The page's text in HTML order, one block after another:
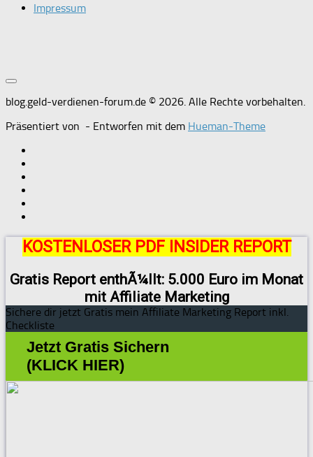
Impressum
blog.geld-verdienen-forum.de © 2026. Alle Rechte vorbehalten.
Präsentiert von - Entworfen mit dem Hueman-Theme
KOSTENLOSER PDF INSIDER REPORT
Gratis Report enthÃ¼llt: 5.000 Euro im Monat
mit Affiliate Marketing
Sichere dir jetzt Gratis mein Affiliate Marketing Report inkl.
Checkliste
Jetzt Gratis Sichern
(KLICK HIER)